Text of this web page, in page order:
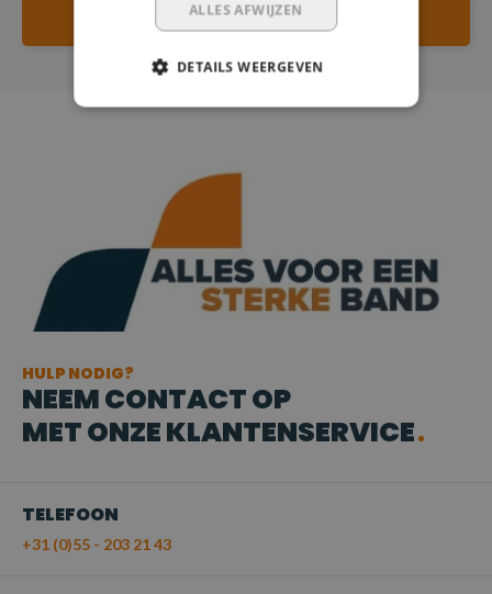
SCHRIJF JE EIGEN REVIEW
HULP NODIG?
NEEM CONTACT OP
MET ONZE KLANTENSERVICE
TELEFOON
+31 (0)55 - 203 21 43
ALLES AFWIJZEN
DETAILS WEERGEVEN